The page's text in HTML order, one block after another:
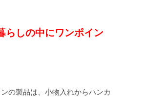
らしの中にワンポイン
の製品は、小物入れからハンカ